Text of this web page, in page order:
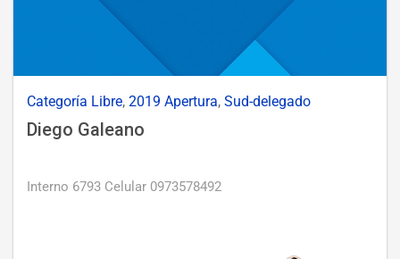
Categoría Libre, 2019 Apertura, Sud-delegado
Diego Galeano
Interno 6793 Celular 0973578492